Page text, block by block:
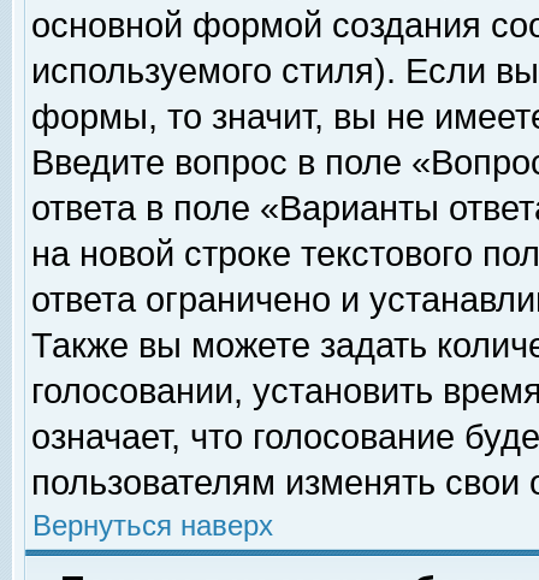
основной формой создания
используемого стиля). Если
формы, то значит, вы не
Введите вопрос в поле
ответа в поле «Варианты
на новой строке текстового
ответа ограничено и
Также вы можете задать
голосовании, установить
означает, что голосование
пользователям изменять свои
Вернуться наверх